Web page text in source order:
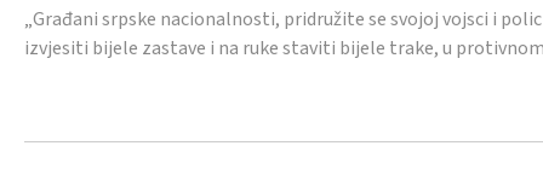
„Građani srpske nacionalnosti, pridružite se svojoj vojsci i
izvjesiti bijele zastave i na ruke staviti bijele trake, u